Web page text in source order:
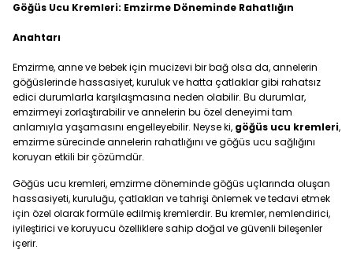
Göğüs Ucu Kremleri: Emzirme Döneminde Rahatlığın
Anahtarı
Emzirme, anne ve bebek için mucizevi bir bağ olsa da, annelerin
göğüslerinde hassasiyet, kuruluk ve hatta çatlaklar gibi rahatsız
edici durumlarla karşılaşmasına neden olabilir. Bu durumlar,
emzirmeyi zorlaştırabilir ve annelerin bu özel deneyimi tam
anlamıyla yaşamasını engelleyebilir. Neyse ki, göğüs ucu kremleri,
emzirme sürecinde annelerin rahatlığını ve göğüs ucu sağlığını
koruyan etkili bir çözümdür.
Göğüs ucu kremleri, emzirme döneminde göğüs uçlarında oluşan
hassasiyeti, kuruluğu, çatlakları ve tahrişi önlemek ve tedavi etmek
için özel olarak formüle edilmiş kremlerdir. Bu kremler, nemlendirici,
iyileştirici ve koruyucu özelliklere sahip doğal ve güvenli bileşenler
içerir.